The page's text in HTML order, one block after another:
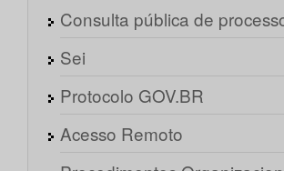
Consulta pública de
Sei
Protocolo GOV.BR
Acesso Remoto